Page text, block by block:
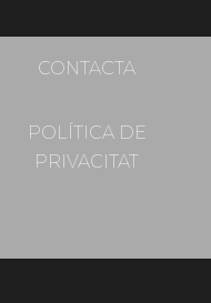
CONTACTA
POLÍTICA DE
PRIVACITAT